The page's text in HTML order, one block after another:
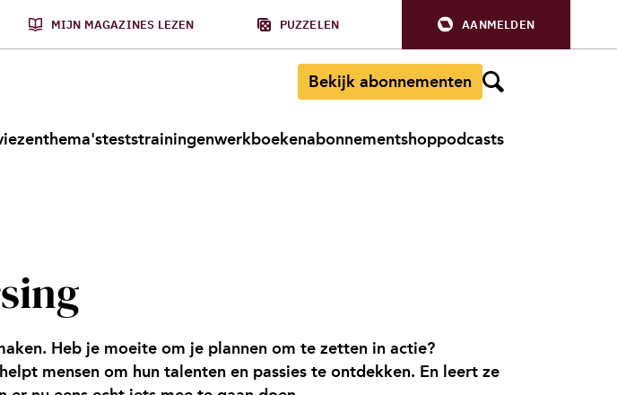
MIJN MAGAZINES LEZEN PUZZELEN AANMELDEN
Bekijk abonnementen
thema'steststrainingenwerkboekenabonnementshoppodcasts
Heb je moeite om je plannen om te zetten in actie?
mensen om hun talenten en passies te ontdekken. En leert ze